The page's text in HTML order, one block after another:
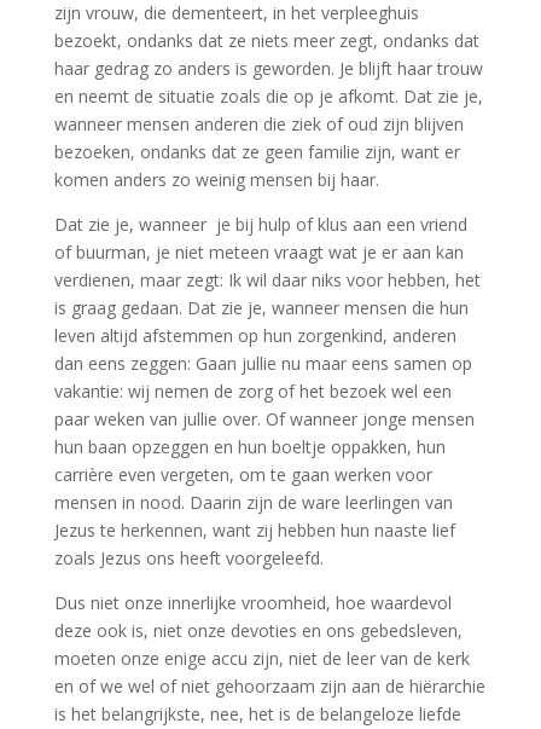
zijn vrouw, die dementeert, in het verpleeghuis
bezoekt, ondanks dat ze niets meer zegt, ondanks dat
haar gedrag zo anders is geworden. Je blijft haar trouw
en neemt de situatie zoals die op je afkomt. Dat zie je,
wanneer mensen anderen die ziek of oud zijn blijven
bezoeken, ondanks dat ze geen familie zijn, want er
komen anders zo weinig mensen bij haar.
Dat zie je, wanneer je bij hulp of klus aan een vriend
of buurman, je niet meteen vraagt wat je er aan kan
verdienen, maar zegt: Ik wil daar niks voor hebben, het
is graag gedaan. Dat zie je, wanneer mensen die hun
leven altijd afstemmen op hun zorgenkind, anderen
dan eens zeggen: Gaan jullie nu maar eens samen op
vakantie: wij nemen de zorg of het bezoek wel een
paar weken van jullie over. Of wanneer jonge mensen
hun baan opzeggen en hun boeltje oppakken, hun
carrière even vergeten, om te gaan werken voor
mensen in nood. Daarin zijn de ware leerlingen van
Jezus te herkennen, want zij hebben hun naaste lief
zoals Jezus ons heeft voorgeleefd.
Dus niet onze innerlijke vroomheid, hoe waardevol
deze ook is, niet onze devoties en ons gebedsleven,
moeten onze enige accu zijn, niet de leer van de kerk
en of we wel of niet gehoorzaam zijn aan de hiërarchie
is het belangrijkste, nee, het is de belangeloze liefde